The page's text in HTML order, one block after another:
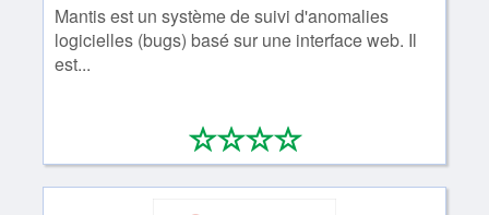
Mantis est un système de suivi d'anomalies
logicielles (bugs) basé sur une interface web. Il
est...
****
0/4